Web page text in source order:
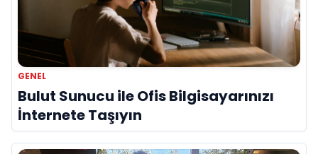
GENEL
Bulut Sunucu ile Ofis Bilgisayarınızı
İnternete Taşıyın